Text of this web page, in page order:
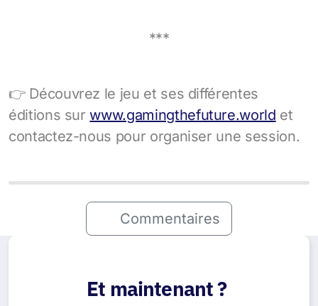
***
👉 Découvrez le jeu et ses différentes
éditions surwww.gamingthefuture.world et
contactez-nous pour organiser une session.
Commentaires
Et maintenant ?